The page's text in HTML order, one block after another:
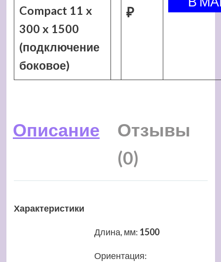
Compact 11 x
300 x 1500
(подключение
боковое)
₽
Описание
Отзывы
(0)
Характеристики
Длина, мм: 1500
Ориентация: